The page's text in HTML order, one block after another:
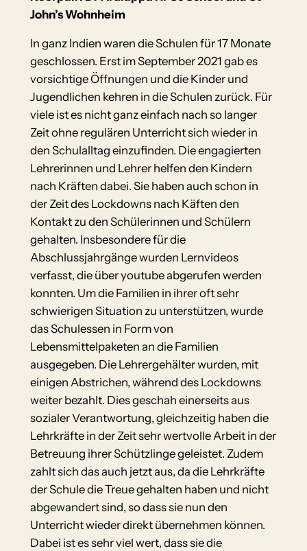
John’s Wohnheim
In ganz Indien waren die Schulen für 17 Monate
geschlossen. Erst im September 2021 gab es
vorsichtige Öffnungen und die Kinder und
Jugendlichen kehren in die Schulen zurück. Für
viele ist es nicht ganz einfach nach so langer
Zeit ohne regulären Unterricht sich wieder in
den Schulalltag einzufinden. Die engagierten
Lehrerinnen und Lehrer helfen den Kindern
nach Kräften dabei. Sie haben auch schon in
der Zeit des Lockdowns nach Käften den
Kontakt zu den Schülerinnen und Schülern
gehalten. Insbesondere für die
Abschlussjahrgänge wurden Lernvideos
verfasst, die über youtube abgerufen werden
konnten. Um die Familien in ihrer oft sehr
schwierigen Situation zu unterstützen, wurde
das Schulessen in Form von
Lebensmittelpaketen an die Familien
ausgegeben. Die Lehrergehälter wurden, mit
einigen Abstrichen, während des Lockdowns
weiter bezahlt. Dies geschah einerseits aus
sozialer Verantwortung, gleichzeitig haben die
Lehrkräfte in der Zeit sehr wertvolle Arbeit in der
Betreuung ihrer Schützlinge geleistet. Zudem
zahlt sich das auch jetzt aus, da die Lehrkräfte
der Schule die Treue gehalten haben und nicht
abgewandert sind, so dass sie nun den
Unterricht wieder direkt übernehmen können.
Dabei ist es sehr viel wert, dass sie die